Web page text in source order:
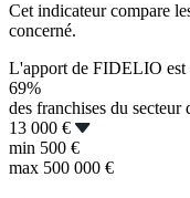
Cet indicateur compare
concerné.
L'apport de FIDELIO est
69%
des franchises du
13 000 €
min 500 €
max 500 000 €